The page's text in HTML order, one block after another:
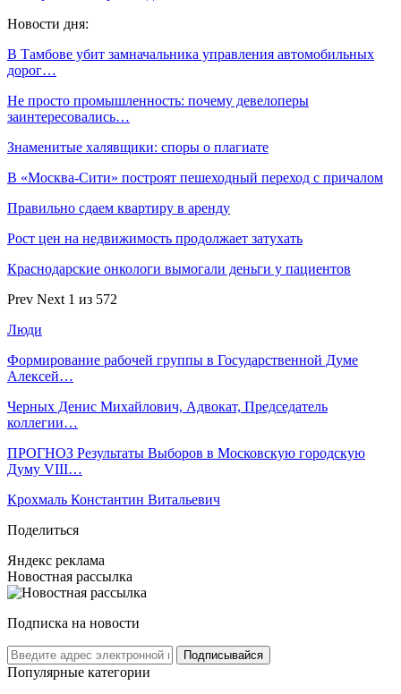
Новости дня:
В Тамбове убит замначальника управления автомобильных
дорог…
Не просто промышленность: почему девелоперы
заинтересовались…
Знаменитые халявщики: споры о плагиате
В «Москва-Сити» построят пешеходный переход с причалом
Правильно сдаем квартиру в аренду
Рост цен на недвижимость продолжает затухать
Краснодарские онкологи вымогали деньги у пациентов
Prev Next 1 из 572
Люди
Формирование рабочей группы в Государственной Думе
Алексей…
Черных Денис Михайлович, Адвокат, Председатель
коллегии…
ПРОГНОЗ Результаты Выборов в Московскую городскую
Думу VIII…
Крохмаль Константин Витальевич
Поделиться
Яндекс реклама
Новостная рассылка
Подписка на новости
Подписывайся
Популярные категории